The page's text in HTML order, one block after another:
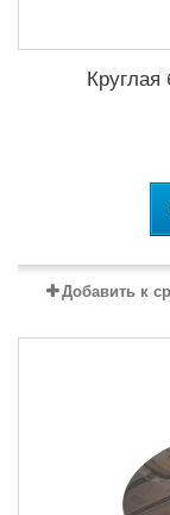
Круглая
Добавить к